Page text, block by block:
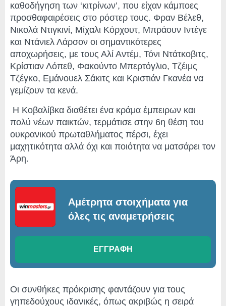
καθοδήγηση των ‘κιτρίνων’, που είχαν κάμποες
προσθαφαιρέσεις στο ρόστερ τους. Φραν Βέλεθ,
Νικολά Ντιγκινί, Μίχαλι Κόρχουτ, Μπράουν Ιντέγε
και Ντάνιελ Λάρσον οι σημαντικότερες
αποχωρήσεις, με τους Αλί Αντέμ, Τόνι Ντάτκοβιτς,
Κρίστιαν Λόπεθ, Φακούντο Μπερτόγλιο, Τζέιμς
Τζέγκο, Εμάνουελ Σάκιτς και Κριστιάν Γκανέα να
γεμίζουν τα κενά.
Η Κοβαλίβκα διαθέτει ένα κράμα έμπειρων και
πολύ νέων παικτών, τερμάτισε στην 6η θέση του
ουκρανικού πρωταθλήματος πέρσι, έχει
μαχητικότητα αλλά όχι και ποιότητα να ματσάρει τον
Άρη.
Αμέτρητα στοιχήματα για
όλες τις αναμετρήσεις
ΕΓΓΡΑΦΗ
Οι συνθήκες πρόκρισης φαντάζουν για τους
γηπεδούχους ιδανικές, όπως ακριβώς η σειρά